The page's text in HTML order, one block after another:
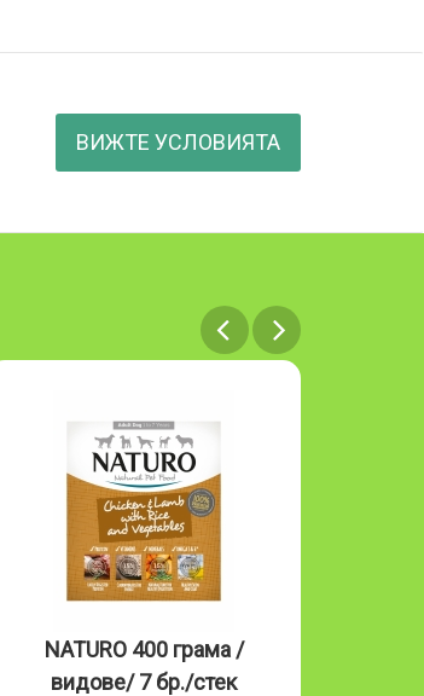
ВИЖТЕ УСЛОВИЯТА
NATURO 400 грама /
видове/ 7 бр./стек